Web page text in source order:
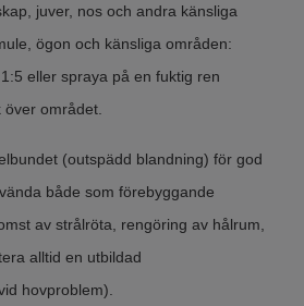
juver, nos och andra känsliga
ögon och känsliga områden:
eller spraya på en fuktig ren
området.
(outspädd blandning) för god
både som förebyggande
av strålröta, rengöring av hålrum,
alltid en utbildad
hovproblem).